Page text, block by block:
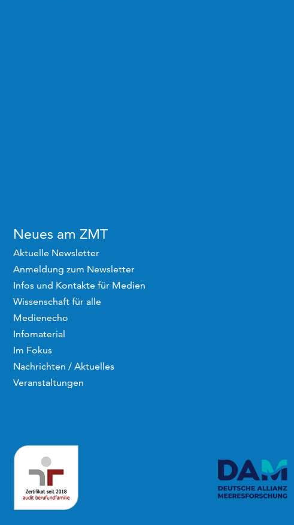
Neues am ZMT
Aktuelle Newsletter
Anmeldung zum Newsletter
Infos und Kontakte für Medien
Wissenschaft für alle
Medienecho
Infomaterial
Im Fokus
Nachrichten / Aktuelles
Veranstaltungen